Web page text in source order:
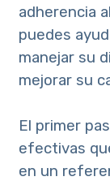
adherencia
puedes
manejar su
mejorar su
El primer
efectivas
en un